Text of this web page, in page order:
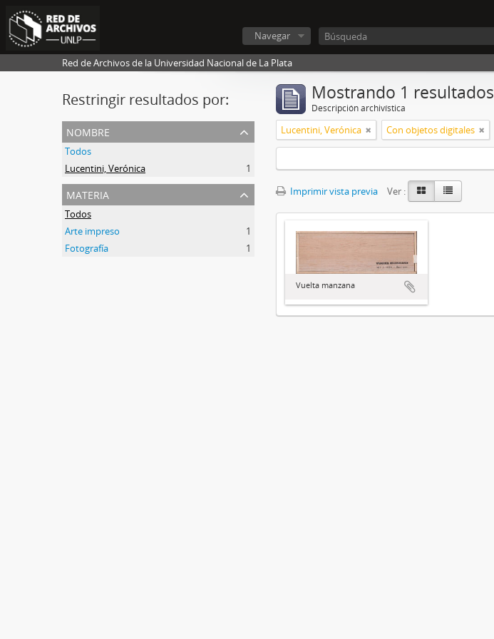
Navegar
Red de Archivos de la Universidad Nacional de La Plata
Restringir resultados por:
nombre
Todos
Lucentini, Verónica
1
materia
Todos
Arte impreso
1
Fotografía
1
Mostrando 1 resultados
Descripción archivística
Lucentini, Verónica Con objetos digitales
Imprimir vista previa Ver :
Vuelta manzana